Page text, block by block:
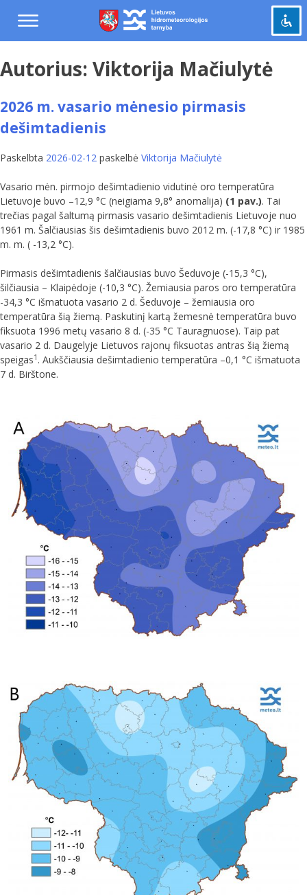
title Pažymėti antraštes
zoom_in Priartinti
remove_circle_outline Sumažinti šriftą
add_circle_outline Padidinti šriftą
Šviesus kontrastas
brightness_low Tamsus kontrastas
Grąžinti
pradinę
būseną
cached
turinį
Autorius: Viktorija Mačiulytė
2026 m. vasario mėnesio pirmasis
dešimtadienis
Paskelbta 2026-02-12 paskelbė Viktorija Mačiulytė
Vasario mėn. pirmojo dešimtadienio vidutinė oro temperatūra
Lietuvoje buvo –12,9 °C (neigiama 9,8° anomalija) (1 pav.). Tai
trečias pagal šaltumą pirmasis vasario dešimtadienis Lietuvoje nuo
1961 m. Šalčiausias šis dešimtadienis buvo 2012 m. (-17,8 °C) ir 1985
m. m. ( -13,2 °C).
Pirmasis dešimtadienis šalčiausias buvo Šeduvoje (-15,3 °C),
šilčiausia – Klaipėdoje (-10,3 °C). Žemiausia paros oro temperatūra
-34,3 °C išmatuota vasario 2 d. Šeduvoje – žemiausia oro
temperatūra šią žiemą. Paskutinį kartą žemesnė temperatūra buvo
fiksuota 1996 metų vasario 8 d. (-35 °C Tauragnuose). Taip pat
vasario 2 d. Daugelyje Lietuvos rajonų fiksuotas antras šią žiemą
speigas1 . Aukščiausia dešimtadienio temperatūra –0,1 °C išmatuota
7 d. Birštone.